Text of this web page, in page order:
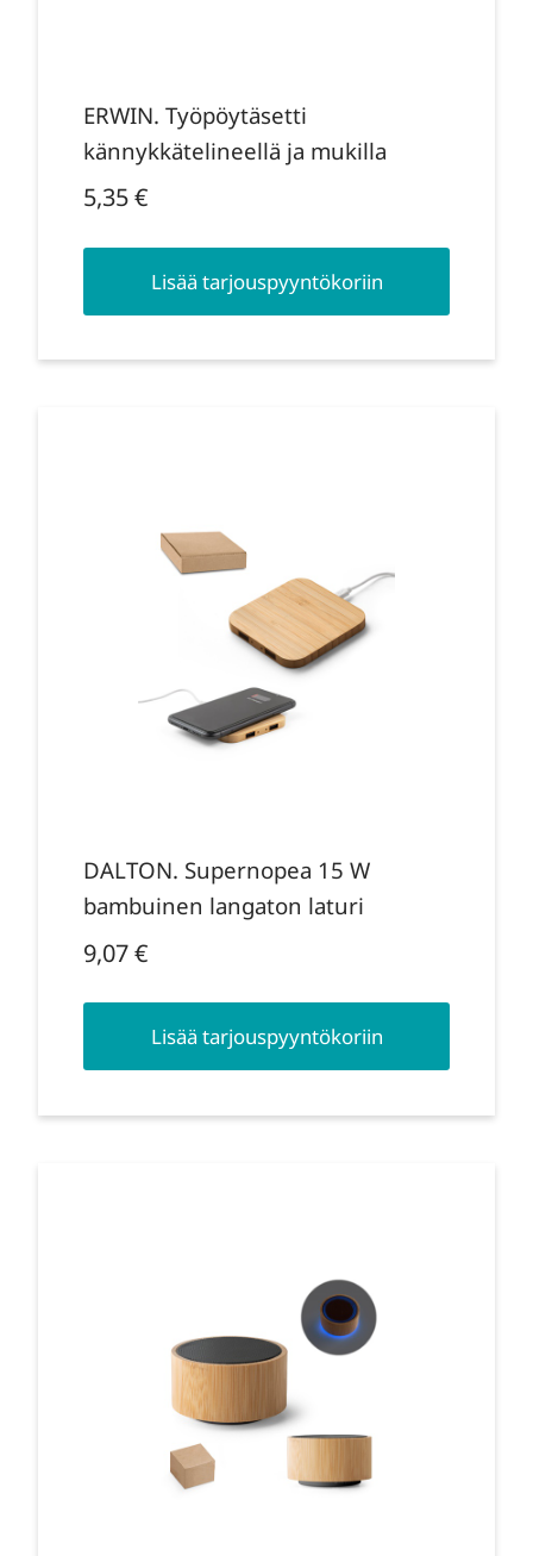
ERWIN. Työpöytäsetti
kännykkätelineellä ja mukilla
5,35€
Lisää tarjouspyyntökoriin
DALTON. Supernopea 15 W
bambuinen langaton laturi
9,07€
Lisää tarjouspyyntökoriin